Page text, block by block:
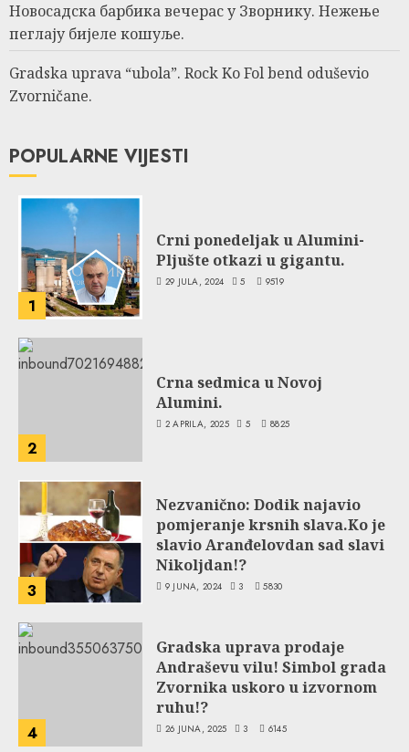
Новосадска барбика вечерас у Зворнику. Нежење
пеглају бијеле кошуље.
Gradska uprava “ubola”. Rock Ko Fol bend oduševio
Zvorničane.
POPULARNE VIJESTI
1
Crni ponedeljak u Alumini-
Pljušte otkazi u gigantu.
29 JULA, 2024 5 9519
2
Crna sedmica u Novoj
Alumini.
2 APRILA, 2025 5 8825
3
Nezvanično: Dodik najavio
pomjeranje krsnih slava.Ko je
slavio Aranđelovdan sad slavi
Nikoljdan!?
9 JUNA, 2024 3 5830
4
Gradska uprava prodaje
Andraševu vilu! Simbol grada
Zvornika uskoro u izvornom
ruhu!?
26 JUNA, 2025 3 6145